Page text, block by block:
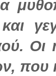
και
που